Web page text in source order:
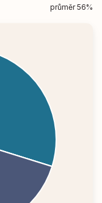
průměr 56%